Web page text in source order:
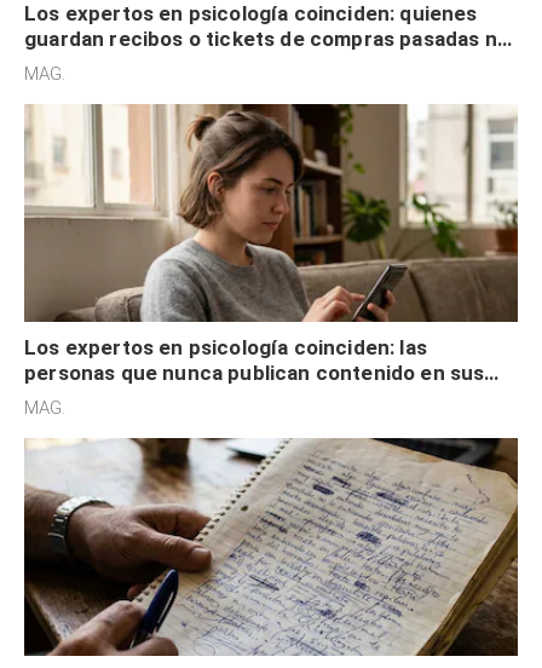
Los expertos en psicología coinciden: quienes
guardan recibos o tickets de compras pasadas no
son acumuladores, sino que tienen necesidad de
MAG.
Los expertos en psicología coinciden: las
personas que nunca publican contenido en sus
redes sociales no pretenden buscar validación
MAG.